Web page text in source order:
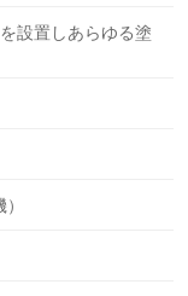
設置しあらゆる塗